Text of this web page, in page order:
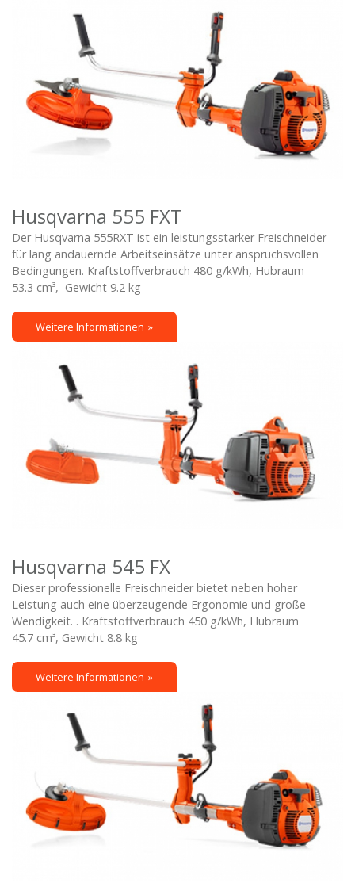
Husqvarna 555 FXT
Der Husqvarna 555RXT ist ein leistungsstarker Freischneider
für lang andauernde Arbeitseinsätze unter anspruchsvollen
Bedingungen. Kraftstoffverbrauch 480 g/kWh, Hubraum
53.3 cm³, Gewicht 9.2 kg
Weitere Informationen
Husqvarna 545 FX
Dieser professionelle Freischneider bietet neben hoher
Leistung auch eine überzeugende Ergonomie und große
Wendigkeit. . Kraftstoffverbrauch 450 g/kWh, Hubraum
45.7 cm³, Gewicht 8.8 kg
Weitere Informationen